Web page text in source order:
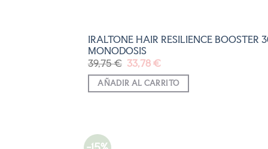
IRALTONE HAIR RESILIENCE BOOSTER
MONODOSIS
39,75€ El
precio
original
era:
39,75 €.
33,78€El
actual
es:
33,78 €.
AÑADIR AL CARRITO